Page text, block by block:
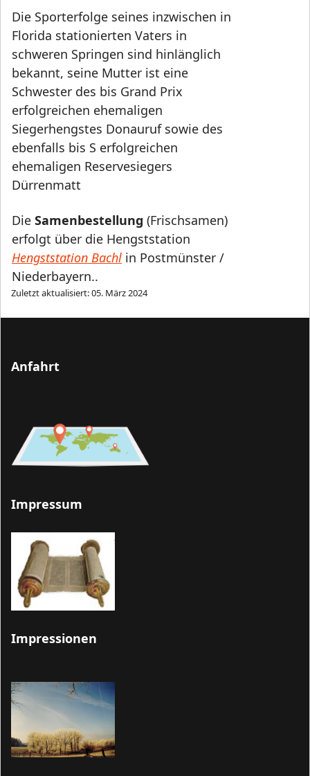
Die Sporterfolge seines inzwischen in
Florida stationierten Vaters in
schweren Springen sind hinlänglich
bekannt, seine Mutter ist eine
Schwester des bis Grand Prix
erfolgreichen ehemaligen
Siegerhengstes Donauruf sowie des
ebenfalls bis S erfolgreichen
ehemaligen Reservesiegers
Dürrenmatt
Die Samenbestellung (Frischsamen)
erfolgt über die Hengststation
Hengststation Bachl in Postmünster /
Niederbayern..
Zuletzt aktualisiert: 05. März 2024
Anfahrt
Impressum
Impressionen